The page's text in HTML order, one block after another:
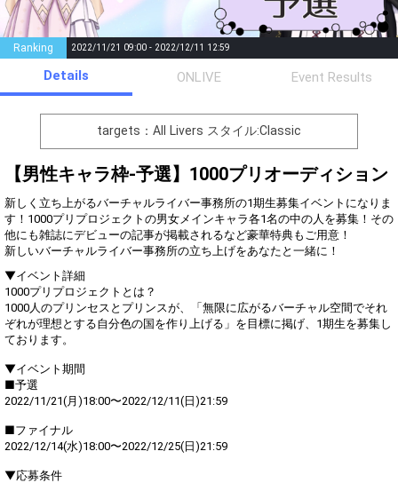
Ranking 2022/11/21 09:00 - 2022/12/11 12:59
Gifting
Throw gifts to the stage and join
the live performance.
First, try throwing free Stars
Show Gold to purchase gifts
(available from 1 JPY)! When you
continue to send gifts to the
performer(s), the performer's
popularity ranking and your
ranking go up.
To cheer on performers, you can
send them gifts.
To send performers paid items,
you must use Show Gold.
Comments
You can post comments. Please
refrain from posting comments
that may offend performers or
Details ONLIVE Event Results
targets：All Livers スタイル:Classic
【男性キャラ枠-予選】1000プリオーディション
新しく立ち上がるバーチャルライバー事務所の1期生募集イベントになりま
す！1000プリプロジェクトの男女メインキャラ各1名の中の人を募集！その
他にも雑誌にデビューの記事が掲載されるなど豪華特典もご用意！
新しいバーチャルライバー事務所の立ち上げをあなたと一緒に！
▼イベント詳細
1000プリプロジェクトとは？
1000人のプリンセスとプリンスが、「無限に広がるバーチャル空間でそれ
ぞれが理想とする自分色の国を作り上げる」を目標に掲げ、1期生を募集し
ております。
▼イベント期間
■予選
2022/11/21(月)18:00〜2022/12/11(日)21:59
■ファイナル
2022/12/14(水)18:00〜2022/12/25(日)21:59
▼応募条件